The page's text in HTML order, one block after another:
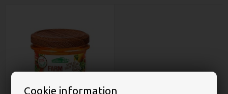
Cookie information